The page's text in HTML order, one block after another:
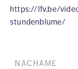
https://lfv.be/
stundenblume/
NACHAME